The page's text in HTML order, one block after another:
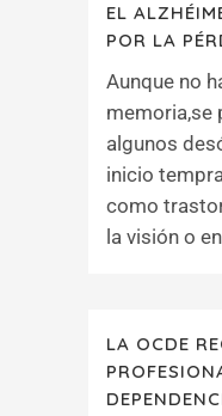
EL
POR LA
Aunque no
memoria,se
algunos
inicio
como
la visión o
LA OCDE